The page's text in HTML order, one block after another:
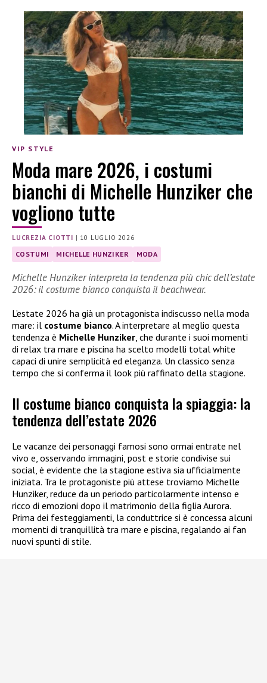
VIP STYLE
Moda mare 2026, i costumi
bianchi di Michelle Hunziker che
vogliono tutte
LUCREZIA CIOTTI | 10 LUGLIO 2026
COSTUMI MICHELLE HUNZIKER MODA
Michelle Hunziker interpreta la tendenza più chic dell’estate
2026: il costume bianco conquista il beachwear.
L’estate 2026 ha già un protagonista indiscusso nella moda
mare: il costume bianco. A interpretare al meglio questa
tendenza è Michelle Hunziker, che durante i suoi momenti
di relax tra mare e piscina ha scelto modelli total white
capaci di unire semplicità ed eleganza. Un classico senza
tempo che si conferma il look più raffinato della stagione.
Il costume bianco conquista la spiaggia: la
tendenza dell’estate 2026
Le vacanze dei personaggi famosi sono ormai entrate nel
vivo e, osservando immagini, post e storie condivise sui
social, è evidente che la stagione estiva sia ufficialmente
iniziata. Tra le protagoniste più attese troviamo Michelle
Hunziker, reduce da un periodo particolarmente intenso e
ricco di emozioni dopo il matrimonio della figlia Aurora.
Prima dei festeggiamenti, la conduttrice si è concessa alcuni
momenti di tranquillità tra mare e piscina, regalando ai fan
nuovi spunti di stile.